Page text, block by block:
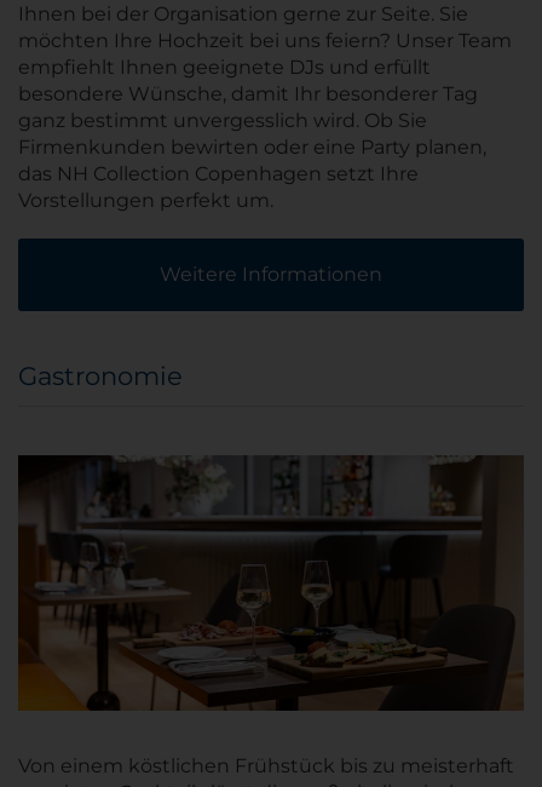
Ihnen bei der Organisation gerne zur Seite. Sie
möchten Ihre Hochzeit bei uns feiern? Unser Team
empfiehlt Ihnen geeignete DJs und erfüllt
besondere Wünsche, damit Ihr besonderer Tag
ganz bestimmt unvergesslich wird. Ob Sie
Firmenkunden bewirten oder eine Party planen,
das NH Collection Copenhagen setzt Ihre
Vorstellungen perfekt um.
Weitere Informationen
Gastronomie
Von einem köstlichen Frühstück bis zu meisterhaft